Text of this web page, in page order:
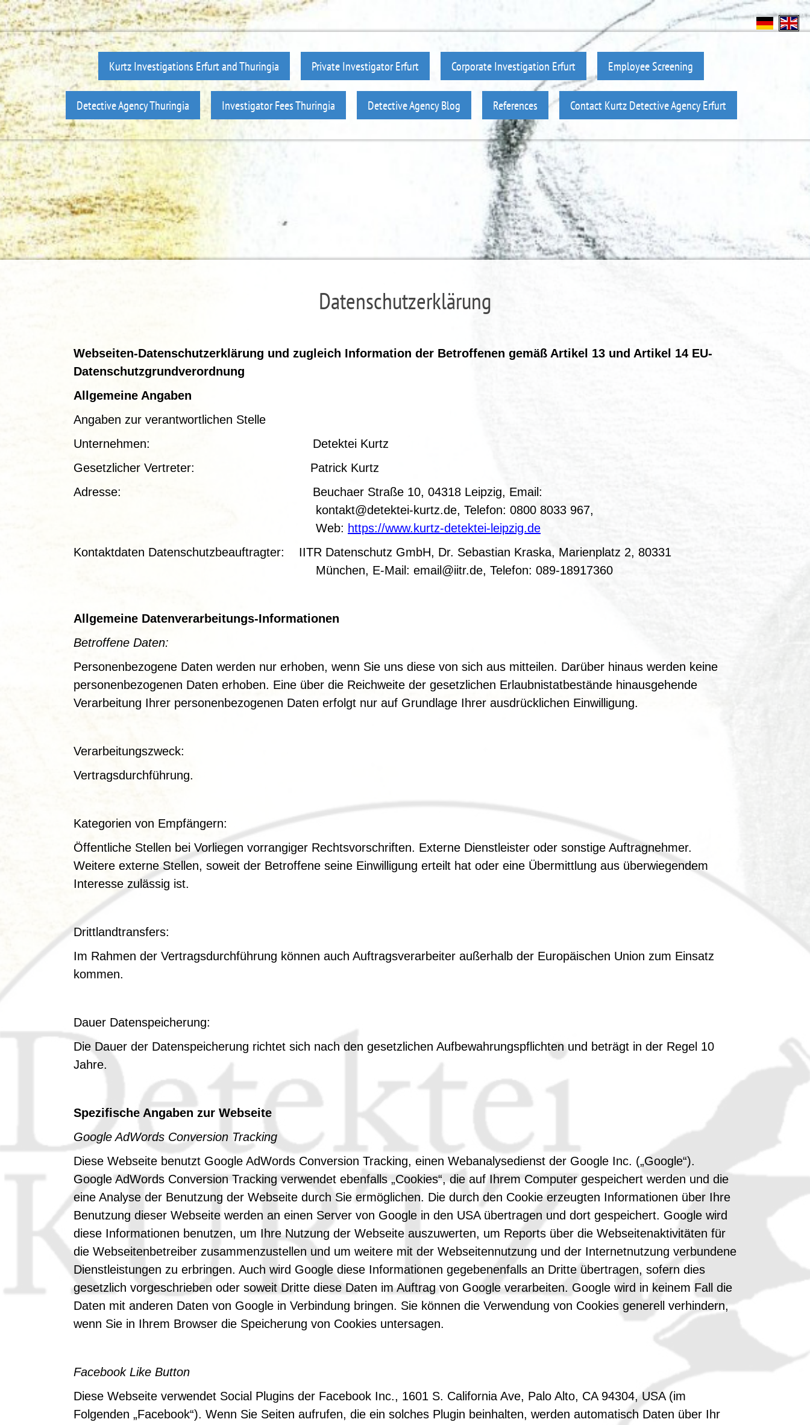
Kurtz Investigations Erfurt and Thuringia Private Investigator Erfurt Corporate Investigation Erfurt Employee Screening
Detective Agency Thuringia Investigator Fees Thuringia Detective Agency Blog References Contact Kurtz Detective Agency Erfurt
Datenschutzerklärung
Webseiten-Datenschutzerklärung und zugleich Information der Betroffenen gemäß Artikel 13 und Artikel 14 EU-
Datenschutzgrundverordnung
Allgemeine Angaben
Angaben zur verantwortlichen Stelle
Unternehmen: Detektei Kurtz
Gesetzlicher Vertreter: Patrick Kurtz
Adresse: Beuchaer Straße 10, 04318 Leipzig, Email:
kontakt@detektei-kurtz.de, Telefon: 0800 8033 967,
Web: https://www.kurtz-detektei-leipzig.de
Kontaktdaten Datenschutzbeauftragter: IITR Datenschutz GmbH, Dr. Sebastian Kraska, Marienplatz 2, 80331
München, E-Mail: email@iitr.de, Telefon: 089-18917360
Allgemeine Datenverarbeitungs-Informationen
Betroffene Daten:
Personenbezogene Daten werden nur erhoben, wenn Sie uns diese von sich aus mitteilen. Darüber hinaus werden keine
personenbezogenen Daten erhoben. Eine über die Reichweite der gesetzlichen Erlaubnistatbestände hinausgehende
Verarbeitung Ihrer personenbezogenen Daten erfolgt nur auf Grundlage Ihrer ausdrücklichen Einwilligung.
Verarbeitungszweck:
Vertragsdurchführung.
Kategorien von Empfängern:
Öffentliche Stellen bei Vorliegen vorrangiger Rechtsvorschriften. Externe Dienstleister oder sonstige Auftragnehmer.
Weitere externe Stellen, soweit der Betroffene seine Einwilligung erteilt hat oder eine Übermittlung aus überwiegendem
Interesse zulässig ist.
Drittlandtransfers:
Im Rahmen der Vertragsdurchführung können auch Auftragsverarbeiter außerhalb der Europäischen Union zum Einsatz
kommen.
Dauer Datenspeicherung:
Die Dauer der Datenspeicherung richtet sich nach den gesetzlichen Aufbewahrungspflichten und beträgt in der Regel 10
Jahre.
Spezifische Angaben zur Webseite
Google AdWords Conversion Tracking
Diese Webseite benutzt Google AdWords Conversion Tracking, einen Webanalysedienst der Google Inc. („Google“).
Google AdWords Conversion Tracking verwendet ebenfalls „Cookies“, die auf Ihrem Computer gespeichert werden und die
eine Analyse der Benutzung der Webseite durch Sie ermöglichen. Die durch den Cookie erzeugten Informationen über Ihre
Benutzung dieser Webseite werden an einen Server von Google in den USA übertragen und dort gespeichert. Google wird
diese Informationen benutzen, um Ihre Nutzung der Webseite auszuwerten, um Reports über die Webseitenaktivitäten für
die Webseitenbetreiber zusammenzustellen und um weitere mit der Webseitennutzung und der Internetnutzung verbundene
Dienstleistungen zu erbringen. Auch wird Google diese Informationen gegebenenfalls an Dritte übertragen, sofern dies
gesetzlich vorgeschrieben oder soweit Dritte diese Daten im Auftrag von Google verarbeiten. Google wird in keinem Fall die
Daten mit anderen Daten von Google in Verbindung bringen. Sie können die Verwendung von Cookies generell verhindern,
wenn Sie in Ihrem Browser die Speicherung von Cookies untersagen.
Facebook Like Button
Diese Webseite verwendet Social Plugins der Facebook Inc., 1601 S. California Ave, Palo Alto, CA 94304, USA (im
Folgenden „Facebook“). Wenn Sie Seiten aufrufen, die ein solches Plugin beinhalten, werden automatisch Daten über Ihr